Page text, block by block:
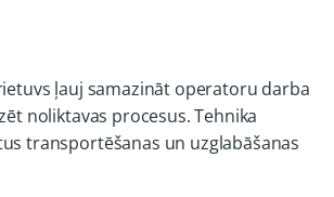
ļauj samazināt operatoru darba
noliktavas procesus. Tehnika
transportēšanas un uzglabāšanas